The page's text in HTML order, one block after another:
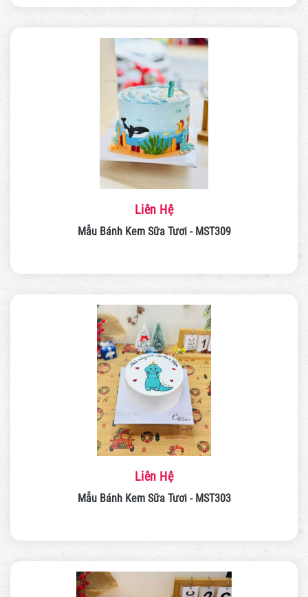
Liên Hệ
Mẫu Bánh Kem Sữa Tươi - MST309
Liên Hệ
Mẫu Bánh Kem Sữa Tươi - MST303